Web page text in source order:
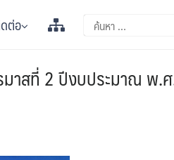
ต่อ
มาสที่ 2 ปีงบประมาณ พ.